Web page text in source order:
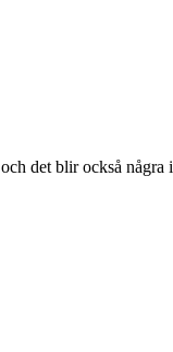
det blir också några